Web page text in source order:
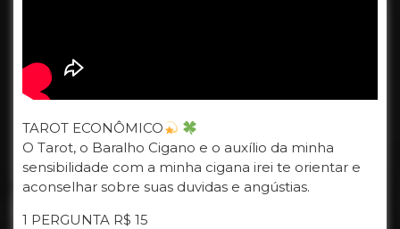
TAROT ECONÔMICO
O Tarot, o Baralho Cigano e o auxílio da minha
sensibilidade com a minha cigana irei te orientar e
aconselhar sobre suas duvidas e angústias.
1 PERGUNTA R$ 15